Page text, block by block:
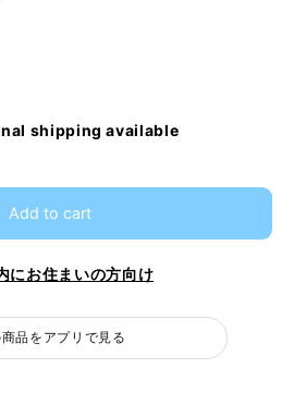
shipping available
Add to cart
にお住まいの方向け
品をアプリで見る